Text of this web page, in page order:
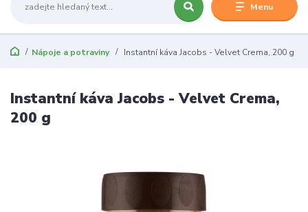
Menu
Nápoje a potraviny Instantní káva Jacobs - Velvet Crema, 200 g
Instantní káva Jacobs - Velvet Crema,
200 g